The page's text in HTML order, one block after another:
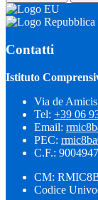
Contatti
Istituto
Via de
Tel: +39 06
Email:
PEC:
C.F.:
CM:
Codice